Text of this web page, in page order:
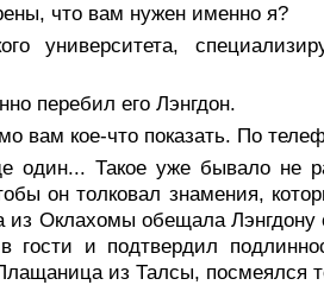
что вам нужен именно я?
университета,
перебил его Лэнгдон.
вам кое-что показать. По
один... Такое уже бывало не
он толковал знамения,
Оклахомы обещала Лэнгдону
и подтвердил
из Талсы, посмеялся